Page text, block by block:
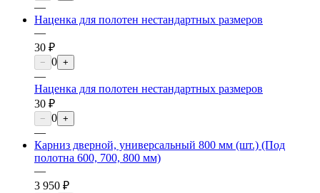
—
Наценка для полотен нестандартных размеров
—
30 ₽
− 0 +
—
Наценка для полотен нестандартных размеров
30 ₽
− 0 +
—
Карниз дверной, универсальный 800 мм (шт.) (Под
полотна 600, 700, 800 мм)
—
3 950 ₽